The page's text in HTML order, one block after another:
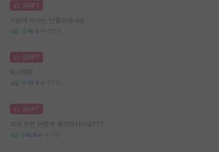
김GPT
지방대 석사는 안좋으려나요
15 6 6159
김GPT
박사재학
10 4 2735
김GPT
석사 두번 어떻게 생각하시나요???
0 8 6709